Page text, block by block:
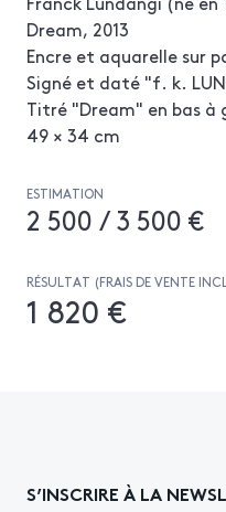
Dream, 2013
Encre et aquarelle sur
Signé et daté "f. k.
Titré "Dream" en bas à
49 × 34 cm
ESTIMATION
2 500 / 3 500 €
RÉSULTAT (FRAIS DE VENTE
1 820 €
S’INSCRIRE À LA